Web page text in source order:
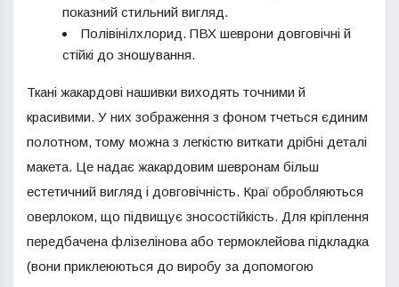
показний стильний вигляд.
Полівінілхлорид. ПВХ шеврони довговічні й
стійкі до зношування.
Ткані жакардові нашивки виходять точними й
красивими. У них зображення з фоном тчеться єдиним
полотном, тому можна з легкістю виткати дрібні деталі
макета. Це надає жакардовим шевронам більш
естетичний вигляд і довговічність. Краї обробляються
оверлоком, що підвищує зносостійкість. Для кріплення
передбачена флізелінова або термоклейова підкладка
(вони приклеюються до виробу за допомогою